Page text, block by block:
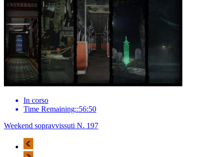
In corso
Time Remaining::56:50
Weekend sopravvissuti N. 197